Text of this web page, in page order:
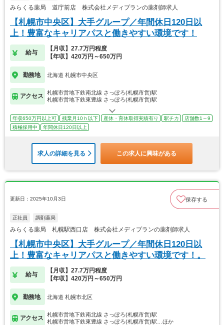
みらくる薬局 道庁前店 株式会社メディプランの薬剤師求人
【札幌市中央区】大手グループ／年間休日120日以
上！豊富なキャリアパスと働きやすい環境です！
給与
【月収】27.7万円程度
【年収】420万円～650万円
勤務地 北海道 札幌市中央区
アクセス
札幌市営地下鉄南北線 さっぽろ(札幌市営)駅
札幌市営地下鉄東豊線 さっぽろ(札幌市営)駅
年収650万円以上可 残業月10ｈ以下 産休・育休取得実績有り 駅チカ
店舗数1～9
積極採用中
年間休日120日以上
求人の詳細を見る この求人に興味がある
更新日：2025年10月3日 保存する
正社員 調剤薬局
みらくる薬局 札幌駅西口店 株式会社メディプランの薬剤師求人
【札幌市中央区】大手グループ／年間休日120日以
上！豊富なキャリアパスと働きやすい環境です！。
給与
【月収】27.7万円程度
【年収】420万円～650万円
勤務地 北海道 札幌市北区
アクセス
札幌市営地下鉄南北線 さっぽろ(札幌市営)駅
札幌市営地下鉄東豊線 さっぽろ(札幌市営)駅…ほか